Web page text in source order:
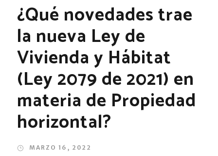
¿Qué novedades trae
la nueva Ley de
Vivienda y Hábitat
(Ley 2079 de 2021) en
materia de Propiedad
horizontal?
MARZO 16, 2022